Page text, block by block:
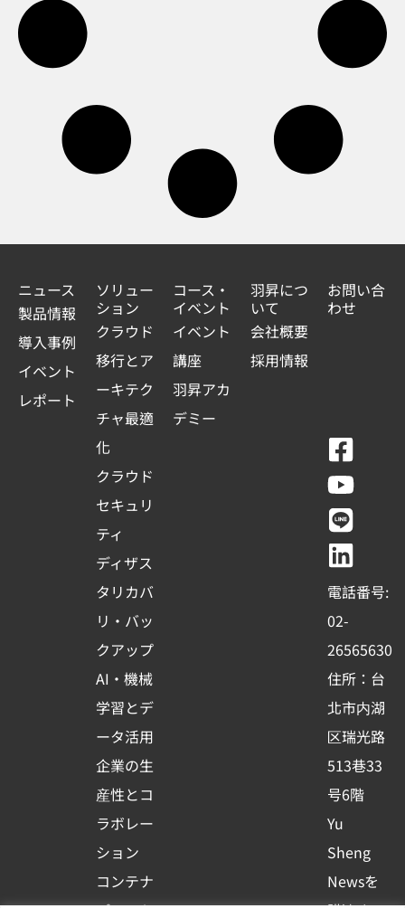
ニュース
製品情報
導入事例
イベント
レポート
ソリュー
ション
クラウド
移行とア
ーキテク
チャ最適
化
クラウド
セキュリ
ティ
ディザス
タリカバ
リ・バッ
クアップ
AI・機械
学習とデ
ータ活用
企業の生
産性とコ
ラボレー
ション
コンテナ
コース・
イベント
イベント
講座
羽昇アカ
デミー
羽昇につ
いて
会社概要
採用情報
お問い合
わせ
F
a
c
e
b
o
o
k
-
s
q
u
a
r
e
Y
o
u
t
u
b
e
L
i
n
e
L
i
n
k
e
d
i
n
電話番号:
02-
26565630
住所：台
北市内湖
区瑞光路
513巷33
号6階
Yu
Sheng
Newsを